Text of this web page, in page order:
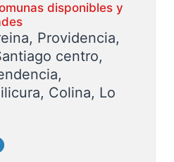
disponibles y
Providencia,
centro,
Colina, Lo